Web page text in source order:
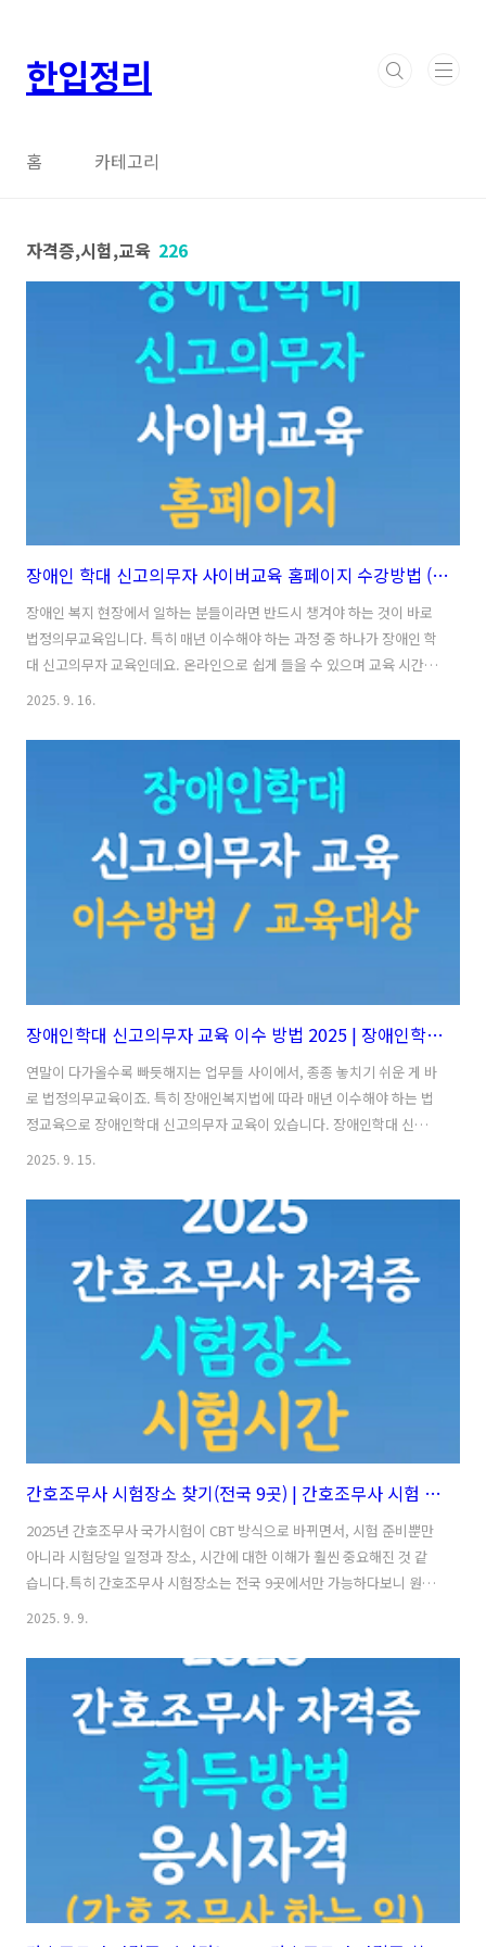
한입정리
홈 카테고리
자격증,시험,교육 226
장애인 학대 신고의무자 사이버교육 홈페이지 수강방법 (온라인 1시간) | 사이버교육 홈페이지 바로가기
장애인 복지 현장에서 일하는 분들이라면 반드시 챙겨야 하는 것이 바로
법정의무교육입니다. 특히 매년 이수해야 하는 과정 중 하나가 장애인 학
대 신고의무자 교육인데요. 온라인으로 쉽게 들을 수 있으며 교육 시간도
연 1시간 이상으로 비교적 짧아 큰 부담 없이 참여할 수 있습니다. 대표적
이를 통해 손쉽게 학습과 수료증 발급까지 가능한데요. 오늘은 장애인 학
대 신고의무자 사이버교육 홈페이지 필수정보를 아래에서 확인해보시기
바랍니다. 😊 목차 1. 장애인 학대 신고의무자 사이버교육 홈페이지장애
인 학대 신고의무자 교육은 대부분 사이버교육 홈페이지를 통해 온라인
으로 들을 수 있습니다. 덕분에 굳이 시간을 내서 집합교육장에 가지 않
2025. 9. 16.
장애인학대 신고의무자 교육 이수 방법 2025 | 장애인학대 신고의무자 교육 대상자 기준
연말이 다가올수록 빠듯해지는 업무들 사이에서, 종종 놓치기 쉬운 게 바
로 법정의무교육이죠. 특히 장애인복지법에 따라 매년 이수해야 하는 법
정교육으로 장애인학대 신고의무자 교육이 있습니다. 장애인학대 신고
의무자 교육은 1시간이면 끝나는 비교적 간단한 교육이니, 미이수로 인
고의무자 교육 대상이라면 반드시 알아야 할 장애인학대 신고의무자 교
육 필수정보를 아래에서 확인해보세요.😊 목차 1. 장애인학대 신고의무
자 교육 대상생각보다 많은 분들이 장애인학대 신고의무자 교육을 내가
꼭 들어야 하는 대상자인지 잘 모르시는 경우가 있는데요.먼저, 교육 대
상자에 대해 정확하게 짚고 넘어가 보겠습니다. 🔷어떤 사람이 교육 대상
일까요?장애인과 관련된..
2025. 9. 15.
간호조무사 시험장소 찾기(전국 9곳) | 간호조무사 시험 시간표 2025 (시험과목 시간표)
2025년 간호조무사 국가시험이 CBT 방식으로 바뀌면서, 시험 준비뿐만
아니라 시험당일 일정과 장소, 시간에 대한 이해가 훨씬 중요해진 것 같
습니다.특히 간호조무사 시험장소는 전국 9곳에서만 가능하다보니 원하
는 지역 선택이 쉽지 않고, 간호조무사 시험시간도 사이클별로 입장 제한
험 시간표 필수정보를 아래에서 확인해보시기 바랍니다. 😊 ※ 본 포스
팅에 안내된 정보는 신뢰할 수 있는 출처인 [2025 간호조무사 국가시험
시행계획] 내용을 기반으로 작성되었습니다. 목차1. 간호조무사 시험 시
간표 (2025년)2025년도 간호조무사 시험은 CBT(컴퓨터 기반 시험) 방식
으로 치러지는데요. 시험 시간표는 오전 사이클과 오후 사이클, 두 타임..
2025. 9. 9.